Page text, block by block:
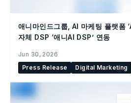
애니마인드그룹, AI 마케팅 플랫폼
자체 DSP ‘애니AI DSP’ 연동
Jun 30, 2026
Press Release
Digital Marketing